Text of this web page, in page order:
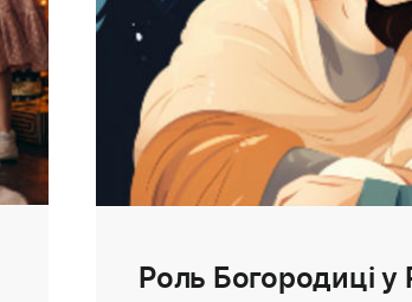
Роль Богородиці у